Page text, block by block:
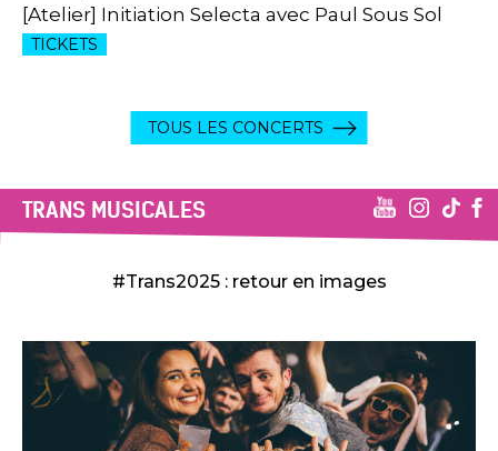
[Atelier] Initiation Selecta avec Paul Sous Sol
TICKETS
TOUS LES CONCERTS
TRANS MUSICALES
#Trans2025 : retour en images